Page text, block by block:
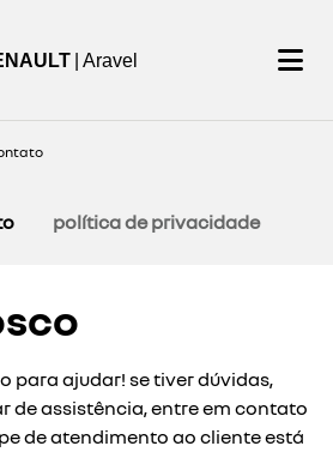
| Aravel
política de privacidade
para ajudar! se tiver dúvidas,
de assistência, entre em contato
de atendimento ao cliente está